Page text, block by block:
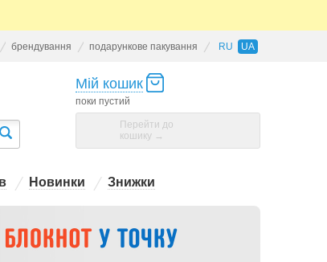
брендування подарункове пакування RU UA
Мій кошик
поки пустий
Перейти до
кошику →
Новинки Знижки